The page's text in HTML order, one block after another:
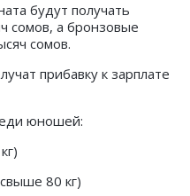
будут получать
сомов, а бронзовые
сомов.
прибавку к зарплате
юношей:
80 кг)